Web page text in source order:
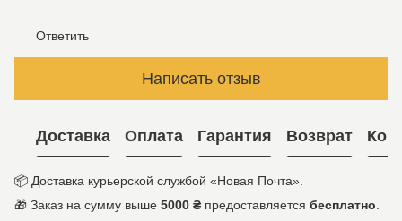
Ответить
Написать отзыв
Доставка Оплата Гарантия Возврат
📦 Доставка курьерской службой «Новая Почта».
🎁 Заказ на сумму выше 5000 ₴ предоставляется бесплатно